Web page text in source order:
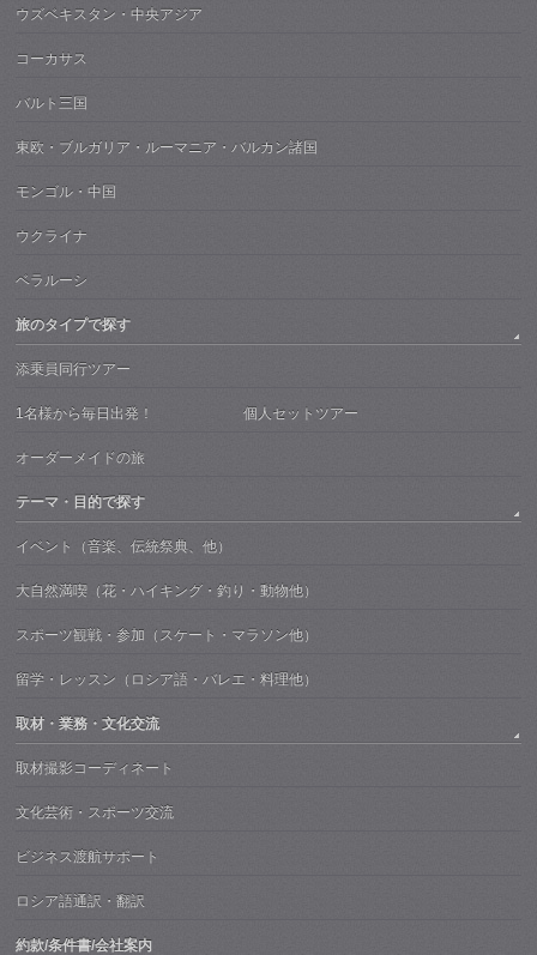
ウズベキスタン・中央アジア
コーカサス
バルト三国
東欧・ブルガリア・ルーマニア・バルカン諸国
モンゴル・中国
ウクライナ
ベラルーシ
旅のタイプで探す
添乗員同行ツアー
1名様から毎日出発！ 個人セットツアー
オーダーメイドの旅
テーマ・目的で探す
イベント（音楽、伝統祭典、他）
大自然満喫（花・ハイキング・釣り・動物他）
スポーツ観戦・参加（スケート・マラソン他）
留学・レッスン（ロシア語・バレエ・料理他）
取材・業務・文化交流
取材撮影コーディネート
文化芸術・スポーツ交流
ビジネス渡航サポート
ロシア語通訳・翻訳
約款/条件書/会社案内